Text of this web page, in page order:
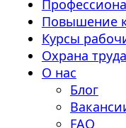
Повышение
Курсы
Охрана труда
О нас
Блог
FAQ